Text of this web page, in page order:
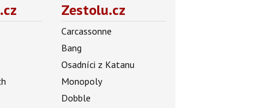
Zestolu.cz
Carcassonne
Bang
Osadníci z Katanu
Monopoly
Dobble